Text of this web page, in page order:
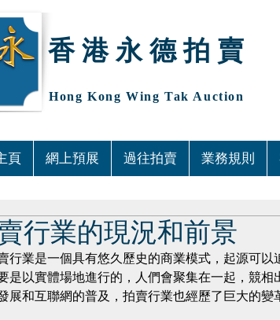
香 港 永 德 拍 賣
Hong Kong Wing Tak Auction
頁 網上預展 過往拍賣 業務規則
行業的現況和前景
行業是一個具有悠久歷史的商業模式，起源可
是以實體場地進行的，人們會聚集在一起，競
展和互聯網的普及，拍賣行業也經歷了巨大的變